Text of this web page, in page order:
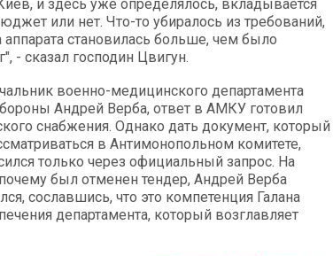
и здесь уже определялось, вкладывается
или нет. Что-то убиралось из требований,
аппарата становилась больше, чем было
- сказал господин Цвигун.
военно-медицинского департамента
Андрей Верба, ответ в АМКУ готовил
снабжения. Однако дать документ, который
в Антимонопольном комитете,
только через официальный запрос. На
был отменен тендер, Андрей Верба
сославшись, что это компетенция Галана
департамента, который возглавляет